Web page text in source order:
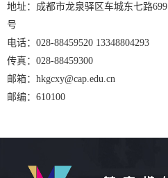
地址：成都市龙泉驿区车城东七路699
号
电话：028-88459520 13348804293
传真：028-88459300
邮箱：hkgcxy@cap.edu.cn
邮编：610100